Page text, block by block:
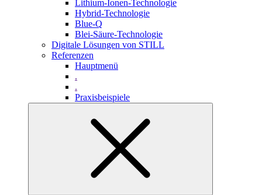
Lithium-Ionen-Technologie
Hybrid-Technologie
Blue-Q
Blei-Säure-Technologie
Digitale Lösungen von STILL
Referenzen
Hauptmenü
.
.
Praxisbeispiele